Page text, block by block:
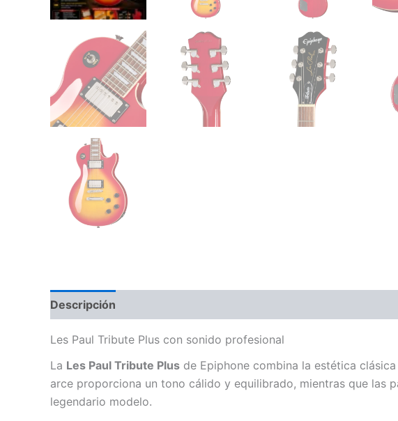
Descripción
Les Paul Tribute Plus con sonido profesional
La Les Paul Tribute Plus de Epiphone combina la estética
arce proporciona un tono cálido y equilibrado, mientras que las
legendario modelo.